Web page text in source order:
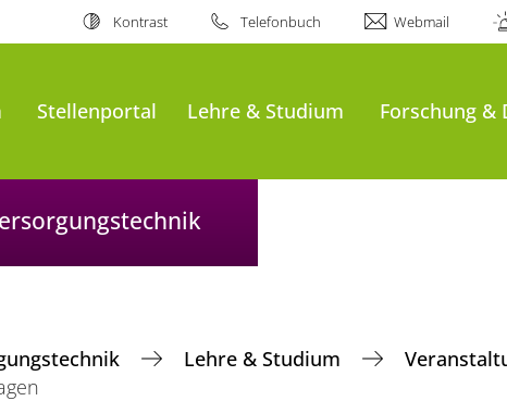
Kontrast Telefonbuch Webmail
Stellenportal Lehre & Studium Forschung &
Lehre & Studium